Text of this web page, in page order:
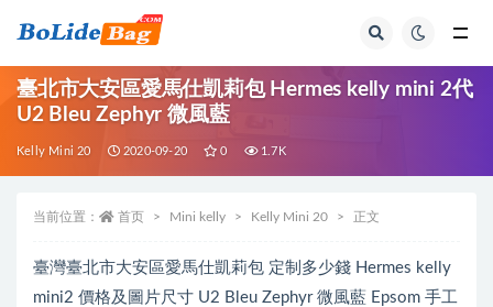
臺北市大安區愛馬仕凱莉包 Hermes kelly mini 2代
U2 Bleu Zephyr 微風藍
Kelly Mini 20 2020-09-20 0 1.7K
当前位置： 首页 Mini kelly Kelly Mini 20 正文
臺灣臺北市大安區愛馬仕凱莉包 定制多少錢 Hermes kelly
mini2 價格及圖片尺寸 U2 Bleu Zephyr 微風藍 Epsom 手工